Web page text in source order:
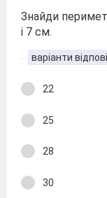
Знайди
і 7 см.
варіанти
22
25
28
30